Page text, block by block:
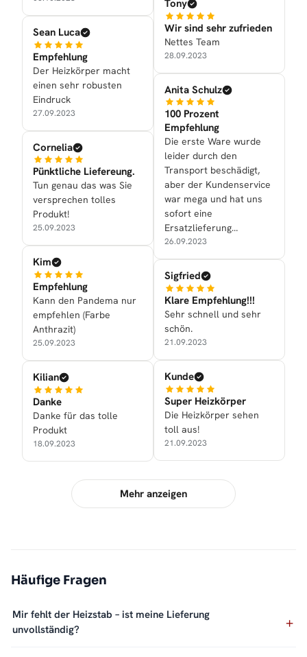
Sean Luca
Empfehlung
Der Heizkörper macht
einen sehr robusten
Eindruck
27.09.2023
Cornelia
Pünktliche Liefereung.
Tun genau das was Sie
versprechen tolles
Produkt!
25.09.2023
Kim
Empfehlung
Kann den Pandema nur
empfehlen (Farbe
Anthrazit)
25.09.2023
Kilian
Danke
Danke für das tolle
Produkt
18.09.2023
Tony
Wir sind sehr zufrieden
Nettes Team
28.09.2023
Anita Schulz
100 Prozent
Empfehlung
Die erste Ware wurde
leider durch den
Transport beschädigt,
aber der Kundenservice
war mega und hat uns
sofort eine
Ersatzlieferung
zukommen lassen.
26.09.2023
Sigfried
Klare Empfehlung!!!
Sehr schnell und sehr
schön.
21.09.2023
Kunde
Super Heizkörper
Die Heizkörper sehen
toll aus!
21.09.2023
Mehr anzeigen
Häufige Fragen
Mir fehlt der Heizstab – ist meine Lieferung
unvollständig?